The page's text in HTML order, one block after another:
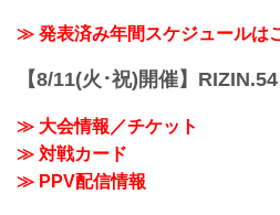
≫ 発表済み年間スケジュールは
【8/11(火･祝)開催】
≫ 大会情報／チケット
≫ 対戦カード
≫ PPV配信情報